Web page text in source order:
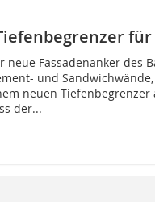
für
neue Fassadenanker des
und
neuen
der...